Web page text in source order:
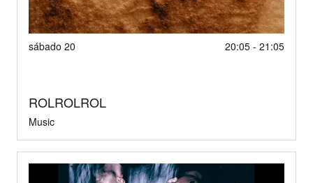
sábado 20 20:05 - 21:05
ROLROLROL
Music